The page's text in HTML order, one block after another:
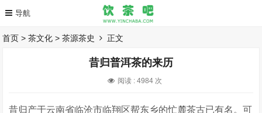
首页 >茶文化 >茶源茶史 正文
昔归普洱茶的来历
阅读 :4984 次
昔归产于云南省临沧市临翔区帮东乡的忙麓茶古已有名。可